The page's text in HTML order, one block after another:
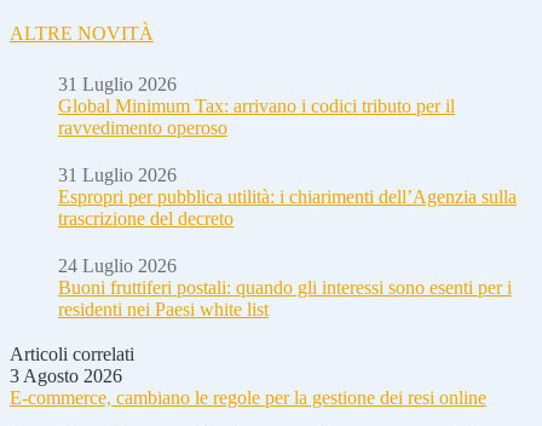
ALTRE NOVITÀ
31 Luglio 2026
Global Minimum Tax: arrivano i codici tributo per il
ravvedimento operoso
31 Luglio 2026
Espropri per pubblica utilità: i chiarimenti dell’Agenzia sulla
trascrizione del decreto
24 Luglio 2026
Buoni fruttiferi postali: quando gli interessi sono esenti per i
residenti nei Paesi white list
Articoli correlati
3 Agosto 2026
E-commerce, cambiano le regole per la gestione dei resi online